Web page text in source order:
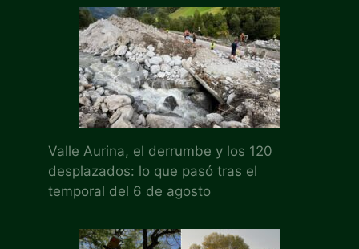
Valle Aurina, el derrumbe y los 120
desplazados: lo que pasó tras el
temporal del 6 de agosto